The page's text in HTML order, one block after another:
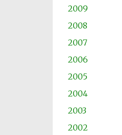
2009
2008
2007
2006
2005
2004
2003
2002